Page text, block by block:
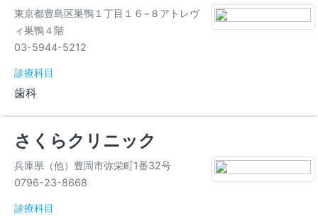
東京都豊島区巣鴨１丁目１６−８アトレヴ
ィ巣鴨４階
03-5944-5212
診療科目
歯科
さくらクリニック
兵庫県（他）豊岡市弥栄町1番32号
0796-23-8668
診療科目